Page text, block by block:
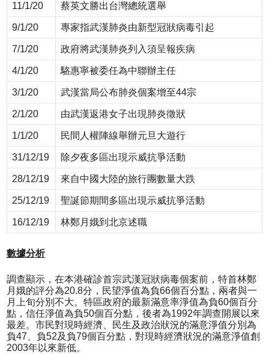
11/1/20 蔡英文勝出台灣總統選舉
9/1/20 專家指武漢肺炎由新型冠狀病毒引起
7/1/20 政府將武漢肺炎列入須呈報疾病
4/1/20 駱惠寧被委任為中聯辦主任
3/1/20 武漢當局公布肺炎個案增至44宗
2/1/20 由武漢返港女子出現肺炎徵狀
1/1/20 民間人權陣線舉辦元旦大遊行
31/12/19 除夕夜多區出現示威抗爭活動
28/12/19 來自中國大陸的旅行團數量大跌
25/12/19 聖誕節期間多區出現示威抗爭活動
16/12/19 林鄭月娥到北京述職
數據分析
調查顯示，在本港確診首宗武漢冠狀病毒個案前，特首林鄭
月娥的評分為20.8分，民望淨值為負66個百分點，兩者與一
月上旬分別不大。特區政府的最新滿意率淨值為負60個百分
點，信任淨值為負50個百分點，後者為1992年調查開展以來
最差。市民對現時經濟、民生及政治狀況的滿意淨值分別為
負47、負52及負79個百分點，對現時經濟狀況的滿意淨值創
2003年以來新低。